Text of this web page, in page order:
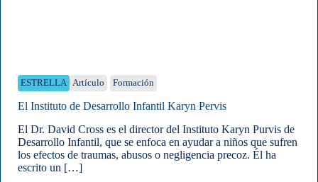
ESTRELLA Artículo Formación
El Instituto de Desarrollo Infantil Karyn Pervis
El Dr. David Cross es el director del Instituto Karyn Purvis de
Desarrollo Infantil, que se enfoca en ayudar a niños que sufren
los efectos de traumas, abusos o negligencia precoz. Él ha
escrito un […]